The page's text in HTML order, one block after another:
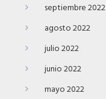
septiembre 2022
agosto 2022
julio 2022
junio 2022
mayo 2022